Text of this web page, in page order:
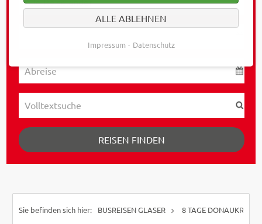
REISEN FINDEN
BUSREISEN GLASER 8 TAGE
ALLE ABLEHNEN
Impressum Datenschutz